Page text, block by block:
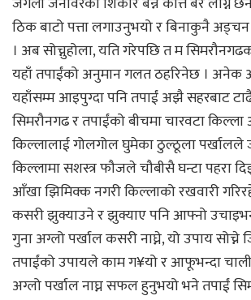
ठिक बाटो पत्ता लगाउनुभयो र बिनाकुनै
। अब सोच्नुहोला, यति गरेपछि त म
यहाँ तपाईंको अनुमान गलत ठहरिनेछ । अनेक
यहाँसम्म आइपुग्दा पनि तपाईं अझै सहरबाट
सिमरौनगढ र तपाईंको बीचमा चारवटा
किल्लालाई गोलगोल घुमेका ठुल्ठूला पर्खालले
किल्लामा सशस्त्र फौजले चौबीसै घन्टा पहरा
आँखा झिमिक्क नगरी किल्लाको रखवारी
कसरी झुक्याउने र झुक्याए पनि आफ्नो
गुना अग्लो पर्खाल कसरी नाघ्ने, यो उपाय सोच्ने
तपाईंको उपायले काम ग¥यो र आफूभन्दा
अग्लो पर्खाल नाघ्न सफल हुनुभयो भने तपाईं